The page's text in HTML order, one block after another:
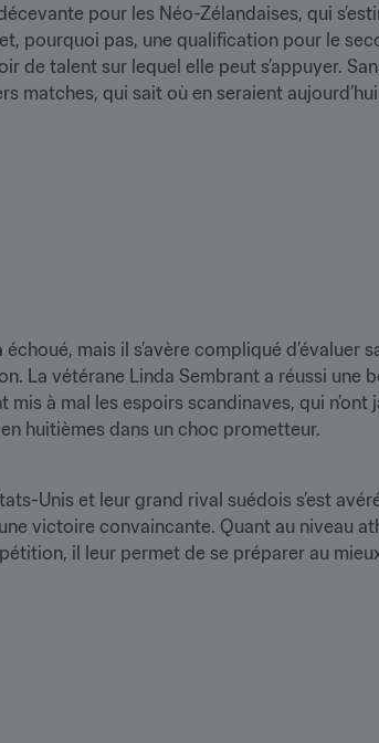
pour les Néo-Zélandaises, qui
pourquoi pas, une qualification pour le
de talent sur lequel elle peut s’appuyer.
matches, qui sait où en seraient
mais il s’avère compliqué
La vétérane Linda Sembrant a réussi une
à mal les espoirs scandinaves, qui
huitièmes dans un choc prometteur.
Unis et leur grand rival suédois s’est
victoire convaincante. Quant au niveau
il leur permet de se préparer au